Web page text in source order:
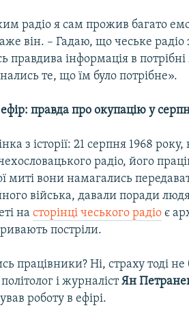
радіо я сам прожив багато
він. – Гадаю, що чеське радіо
правдива інформація в
те, що їм було потрібне».
правда про окупацію у
з історії: 21 серпня 1968
радіо, його
миті вони намагались
війська, давали поради
насторінці чеського радіо є
постріли.
працівники? Ні, страху тоді
і журналістЯн
роботу в ефірі.